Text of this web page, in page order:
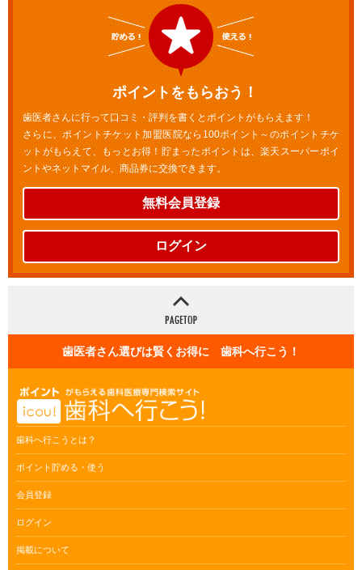
ポイントをもらおう！
歯医者さんに行って口コミ・評判を書くとポイントがもらえます！
さらに、ポイントチケット加盟医院なら100ポイント～のポイントチケ
ットがもらえて、もっとお得！貯まったポイントは、楽天スーパーポイ
ントやネットマイル、商品券に交換できます。
無料会員登録
ログイン
歯医者さん選びは賢くお得に 歯科へ行こう！
歯科へ行こうとは？
ポイント貯める・使う
会員登録
ログイン
掲載について